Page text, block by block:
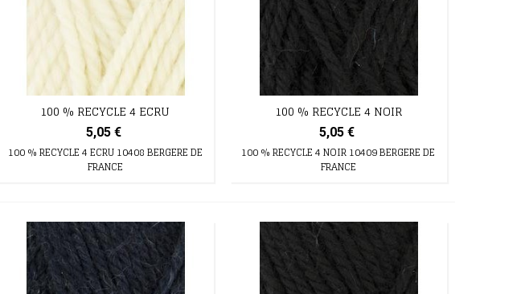
100 % RECYCLE 4 ECRU
5,05 €
100 % RECYCLE 4 ECRU 10408 BERGERE DE
FRANCE
100 % RECYCLE 4 NOIR
5,05 €
100 % RECYCLE 4 NOIR 10409 BERGERE DE
FRANCE